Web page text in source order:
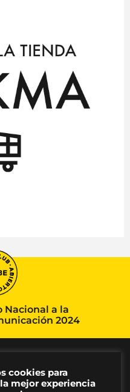
Nacional a la
2024
cookies para
mejor experiencia